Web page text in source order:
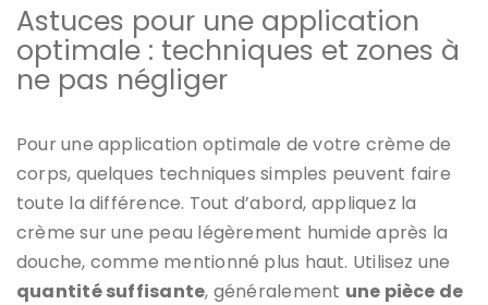
Astuces pour une application
optimale : techniques et zones à
ne pas négliger
Pour une application optimale de votre crème de
corps, quelques techniques simples peuvent faire
toute la différence. Tout d’abord, appliquez la
crème sur une peau légèrement humide après la
douche, comme mentionné plus haut. Utilisez une
quantité suffisante, généralement une pièce de